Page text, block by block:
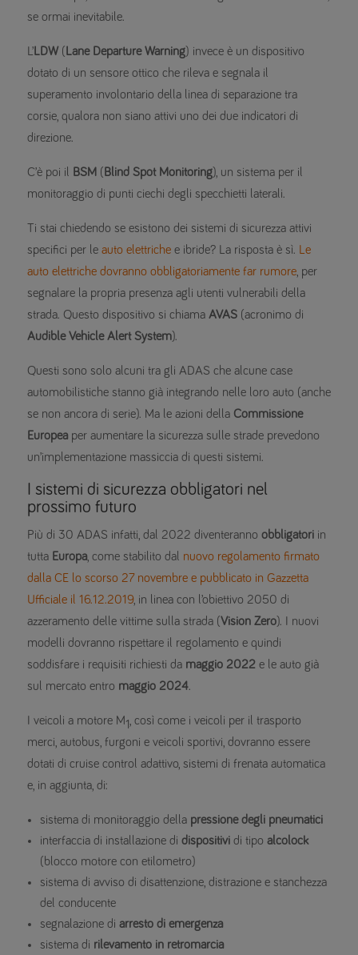
se ormai inevitabile.
L’LDW ( Lane Departure Warning) invece è un dispositivo
dotato di un sensore ottico che rileva e segnala il
superamento involontario della linea di separazione tra
corsie, qualora non siano attivi uno dei due indicatori di
direzione.
C’è poi il BSM ( Blind Spot Monitoring), un sistema per il
monitoraggio di punti ciechi degli specchietti laterali.
Ti stai chiedendo se esistono dei sistemi di sicurezza attivi
specifici per le auto elettriche e ibride? La risposta è sì. Le
auto elettriche dovranno obbligatoriamente far rumore, per
segnalare la propria presenza agli utenti vulnerabili della
strada. Questo dispositivo si chiama AVAS (acronimo di
Audible Vehicle Alert System).
Questi sono solo alcuni tra gli ADAS che alcune case
automobilistiche stanno già integrando nelle loro auto (anche
se non ancora di serie). Ma le azioni della Commissione
Europea per aumentare la sicurezza sulle strade prevedono
un’implementazione massiccia di questi sistemi.
I sistemi di sicurezza obbligatori nel
prossimo futuro
Più di 30 ADAS infatti, dal 2022 diventeranno obbligatori in
tutta Europa, come stabilito dal nuovo regolamento firmato
dalla CE lo scorso 27 novembre e pubblicato in Gazzetta
Ufficiale il 16.12.2019, in linea con l’obiettivo 2050 di
azzeramento delle vittime sulla strada (Vision Zero). I nuovi
modelli dovranno rispettare il regolamento e quindi
soddisfare i requisiti richiesti da maggio 2022 e le auto già
sul mercato entro maggio 2024.
I veicoli a motore M1, così come i veicoli per il trasporto
merci, autobus, furgoni e veicoli sportivi, dovranno essere
dotati di cruise control adattivo, sistemi di frenata automatica
e, in aggiunta, di:
sistema di monitoraggio della pressione degli pneumatici
interfaccia di installazione di dispositivi di tipo alcolock
(blocco motore con etilometro)
sistema di avviso di disattenzione, distrazione e stanchezza
del conducente
segnalazione di arresto di emergenza
sistema di rilevamento in retromarcia